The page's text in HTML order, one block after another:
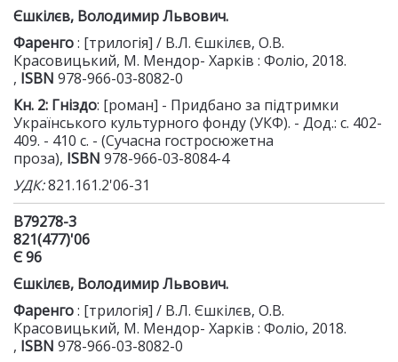
Єшкілєв, Володимир Львович.
Фаренго: [трилогія] / В.Л. Єшкілєв, О.В.
Красовицький, М. Мендор- Харків : Фоліо, 2018.
, ISBN 978-966-03-8082-0
Кн. 2: Гніздо: [роман] - Придбано за підтримки
Українського культурного фонду (УКФ). - Дод.: с. 402-
409. - 410 с. - (Сучасна гостросюжетна
проза), ISBN 978-966-03-8084-4
УДК:821.161.2'06-31
В79278-3
821(477)'06
Є 96
Єшкілєв, Володимир Львович.
Фаренго: [трилогія] / В.Л. Єшкілєв, О.В.
Красовицький, М. Мендор- Харків : Фоліо, 2018.
, ISBN 978-966-03-8082-0